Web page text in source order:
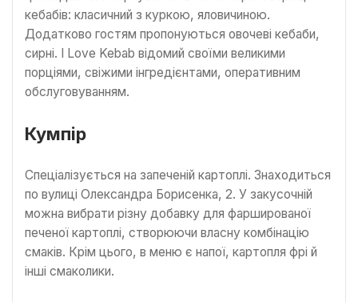
кебабів: класичний з куркою, яловичиною.
Додатково гостям пропонуються овочеві кебаби,
сирні. I Love Kebab відомий своїми великими
порціями, свіжими інгредієнтами, оперативним
обслуговуванням.
Кумпір
Спеціалізується на запеченій картоплі. Знаходиться
по вулиці Олександра Борисенка, 2. У закусочній
можна вибрати різну добавку для фаршированої
печеної картоплі, створюючи власну комбінацію
смаків. Крім цього, в меню є напої, картопля фрі й
інші смаколики.